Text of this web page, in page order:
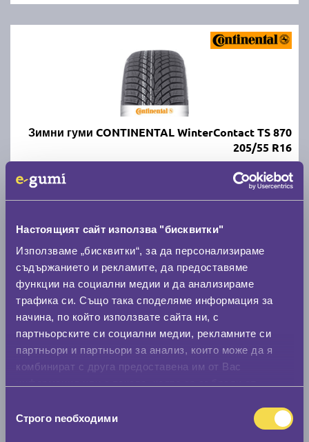
Настоящият сайт използва "бисквитки"
Използваме „бисквитки“, за да персонализираме
съдържанието и рекламите, да предоставяме
функции на социални медии и да анализираме
трафика си. Също така споделяме информация за
начина, по който използвате сайта ни, с
партньорските си социални медии, рекламните си
партньори и партньори за анализ, които може да я
комбинират с друга предоставена им от Вас
наСтрого nеобходими
Зимни гуми CONTINENTAL WinterContact TS 870
205/55 R16
70
107.87 € / 210.98 лв.
виж повече
Летни гуми FIRESTONE ROADHAWK 2 205/55 R16